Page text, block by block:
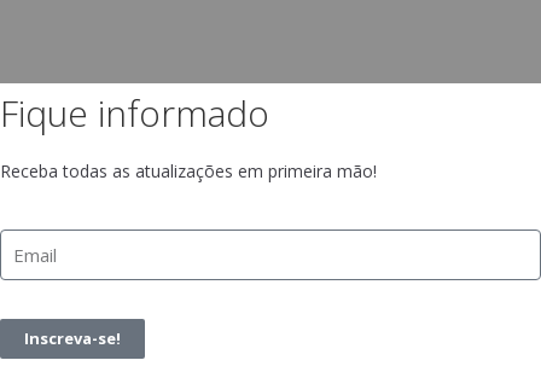
Fique informado
Receba todas as atualizações em primeira mão!
Inscreva-se!